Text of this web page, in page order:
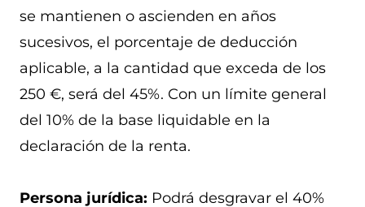
se mantienen o ascienden en años
sucesivos, el porcentaje de deducción
aplicable, a la cantidad que exceda de los
250 €, será del 45%. Con un límite general
del 10% de la base liquidable en la
declaración de la renta.
Persona jurídica: Podrá desgravar el 40%